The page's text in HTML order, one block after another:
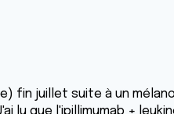
fin juillet suite à un
lu que l'ipillimumab +